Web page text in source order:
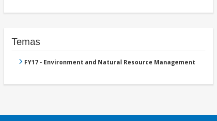
Temas
FY17 - Environment and Natural Resource Management